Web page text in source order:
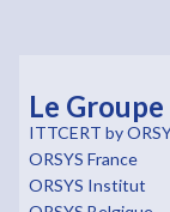
Le Groupe
ITTCERT by
ORSYS France
ORSYS Institut